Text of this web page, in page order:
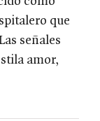
que
señales
amor,